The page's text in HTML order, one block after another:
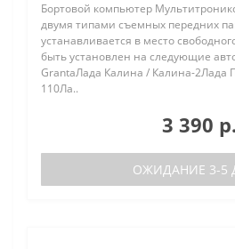
Бортовой компьютер
двумя типами съемных передних
устанавливается в место
быть установлен на следующие
GrantaЛада Калина / Калина-2Лада
110Ла..
3 390 р.
ОЖИДАНИЕ 3-5